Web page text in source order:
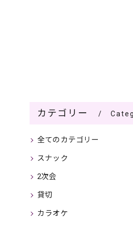
カテゴリー
全てのカテゴリー
スナック
2次会
貸切
カラオケ